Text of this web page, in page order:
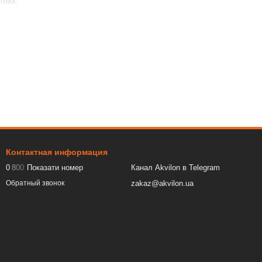
барьер, что особенно важно для
Вы получаете дополнительные выгоды:
Контактная информация
0 800 Показати номер
Обратный звонок
Канал Akvilon в Telegram
zakaz@akvilon.ua